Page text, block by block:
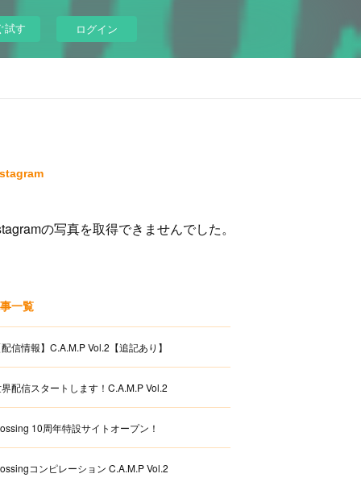
試す ログイン
の写真を取得できませんでした。
一覧
配信情報】C.A.M.P Vol.2【追記あり】
配信スタートします！C.A.M.P Vol.2
10周年特設サイトオープン！
コンピレーション C.A.M.P Vol.2